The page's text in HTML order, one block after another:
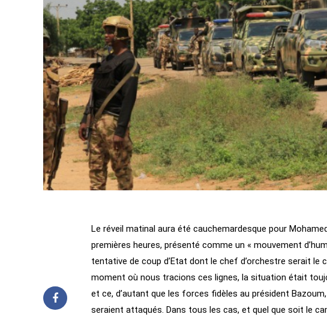
Le réveil matinal aura été cauchemardesque pour
premières heures, présenté comme un « mouvement
tentative de coup d’Etat dont le chef d’orchestre serait le
moment où nous tracions ces lignes, la situation était
et ce, d’autant que les forces fidèles au président
seraient attaqués. Dans tous les cas, et quel que soit le